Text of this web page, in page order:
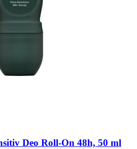
Deo Roll-​On 48h, 50 ml